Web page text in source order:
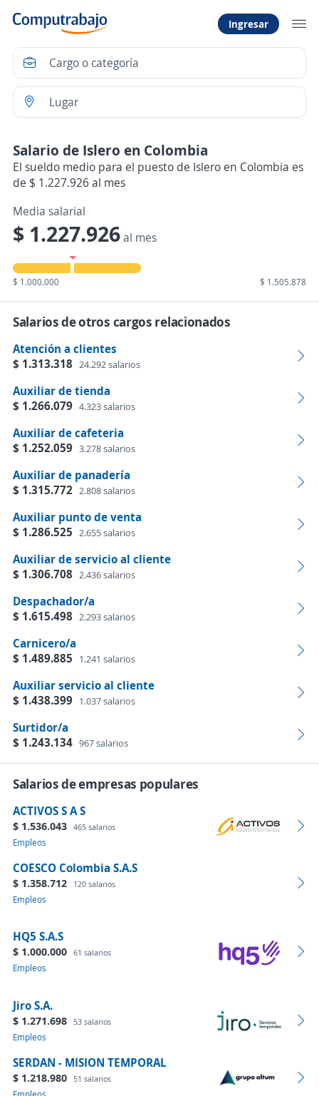
Ingresar
Salario de Islero en Colombia
El sueldo medio para el puesto de Islero en Colombia es
de $ 1.227.926 al mes
Media salarial
$ 1.227.926al mes
$ 1.000.000 $ 1.505.878
Salarios de otros cargos relacionados
Atención a clientes
$ 1.313.318 24.292 salarios
Auxiliar de tienda
$ 1.266.079 4.323 salarios
Auxiliar de cafeteria
$ 1.252.059 3.278 salarios
Auxiliar de panadería
$ 1.315.772 2.808 salarios
Auxiliar punto de venta
$ 1.286.525 2.655 salarios
Auxiliar de servicio al cliente
$ 1.306.708 2.436 salarios
Despachador/a
$ 1.615.498 2.293 salarios
Carnicero/a
$ 1.489.885
1.241 salarios
Auxiliar servicio al cliente
$ 1.438.399 1.037 salarios
Surtidor/a
$ 1.243.134 967 salarios
Salarios de empresas populares
ACTIVOS S A S
$ 1.536.043 465 salarios
Empleos
COESCO Colombia S.A.S
$ 1.358.712 120 salarios
Empleos
HQ5 S.A.S
$ 1.000.000 61 salarios
Empleos
Jiro S.A.
$ 1.271.698 53 salarios
Empleos
SERDAN - MISION TEMPORAL
$ 1.218.980 51 salarios